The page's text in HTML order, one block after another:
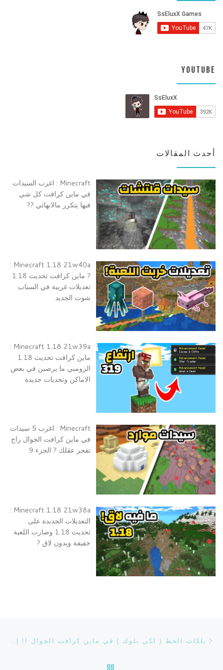
YOUTUBE
أحدث المقالات
Minecraft : اغرب السيدات
في ماين كرافت كل شي
فيها يتكرر مالانهائي ??
Minecraft 1.18 21w40a :
? ماين كرافت تحديث 1.18
تعديلات غريبة في السناب
شوت الجديد
Minecraft 1.18 21w39a :
ماين كرافت تحديث 1.18
الزومبي ما يرصبن في بعض
الاماكن وتحديات جديدة
Minecraft : اغرب 5 سيدات
في ماين كرافت الجوال راح
تفجر عقلك ? الجزء 9
Minecraft 1.18 21w38a :
التعديلات الجدبدة على
تحديث 1.18 وصارت اللعبة
خفيفة وبدون لاق ?
تصفح التدوينة
BACK TO POST LIST